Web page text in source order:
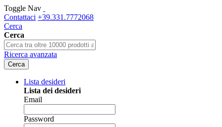
Toggle Nav
Contattaci +39.331.7772068
Cerca
Cerca
Ricerca avanzata
Cerca
Lista desideri
Lista dei desideri
Email
Password